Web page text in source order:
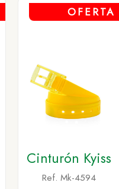
OFERTA
Cinturón Kyiss
Ref. Mk-4594